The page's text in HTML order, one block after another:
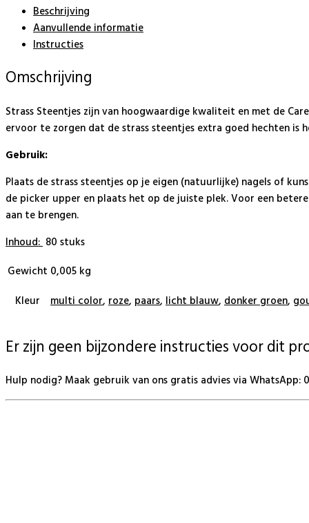
Beschrijving
Aanvullende informatie
Instructies
Omschrijving
Strass Steentjes zijn van hoogwaardige kwaliteit en met de
ervoor te zorgen dat de strass steentjes extra goed hechten
Gebruik:
Plaats de strass steentjes op je eigen (natuurlijke) nagels of
de picker upper en plaats het op de juiste plek. Voor een
aan te brengen.
Inhoud: 80 stuks
Gewicht 0,005 kg
Kleur
multi color, roze, paars, licht blauw, donker groen,
Er zijn geen bijzondere instructies voor dit
Hulp nodig? Maak gebruik van ons gratis advies via WhatsApp: